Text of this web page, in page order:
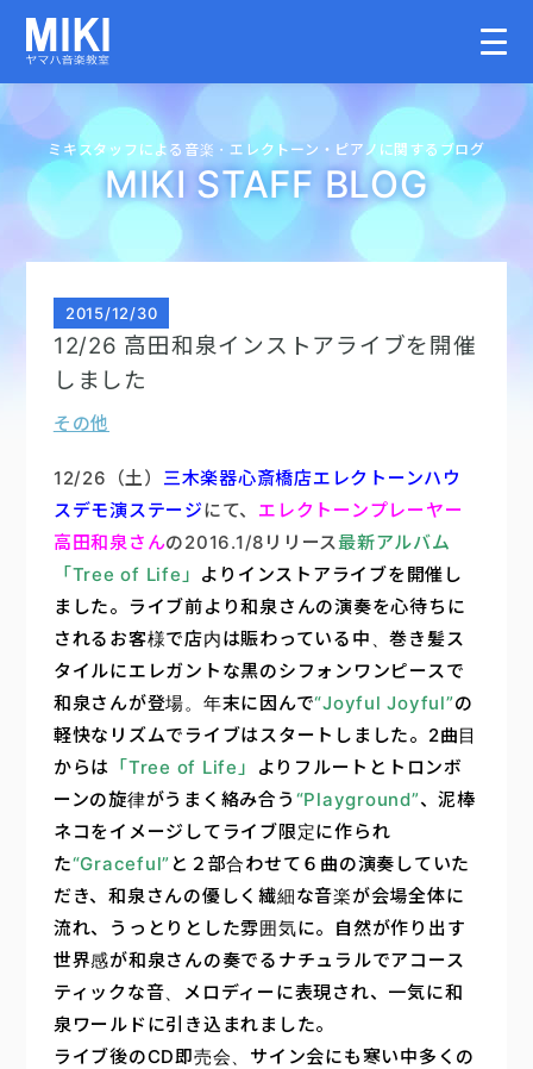
HOME
大人のコース
講師募集情報
イベント情報
楽器販売
ミキスタッフによる音楽・エレクトーン・ ピアノに関するブログ
MIKI STAFF BLOG
2015/12/30
12/26 高田和泉インストアライブを開催
しました
その他
12/26（土） 三木楽器心斎橋店エレクトーンハウ
スデモ演ステージにて、 エレクトーンプレーヤー
高田和泉さんの2016.1/8リリース最新アルバム
「Tree of Life」 よりインストアライブを開催し
ました。ライブ前より和泉さんの演奏を心待ちに
されるお客様で店内は賑わっている中、巻き髪ス
タイルにエレガントな黒のシフォンワンピースで
和泉さんが登場。年末に因んで“Joyful Joyful”の
軽快なリズムでライブはスタートしました。2曲目
からは 「Tree of Life」
よりフルートとトロンボ
ーンの旋律がうまく絡み合う “Playground”、泥棒
ネコをイメージしてライブ限定に作られ
た“Graceful” と２部合わせて６曲の演奏していた
だき、和泉さんの優しく繊細な音楽が会場全体に
流れ、うっとりとした雰囲気に。自然が作り出す
世界感が和泉さんの奏でるナチュラルでアコース
ティックな音、メロディーに表現され、一気に和
泉ワールドに引き込まれました。
ライブ後のCD即売会、サイン会にも寒い中多くの